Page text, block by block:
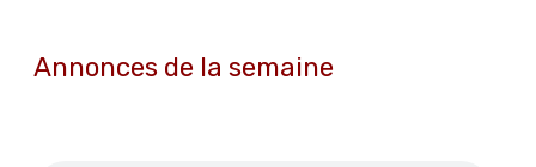
Annonces de la semaine